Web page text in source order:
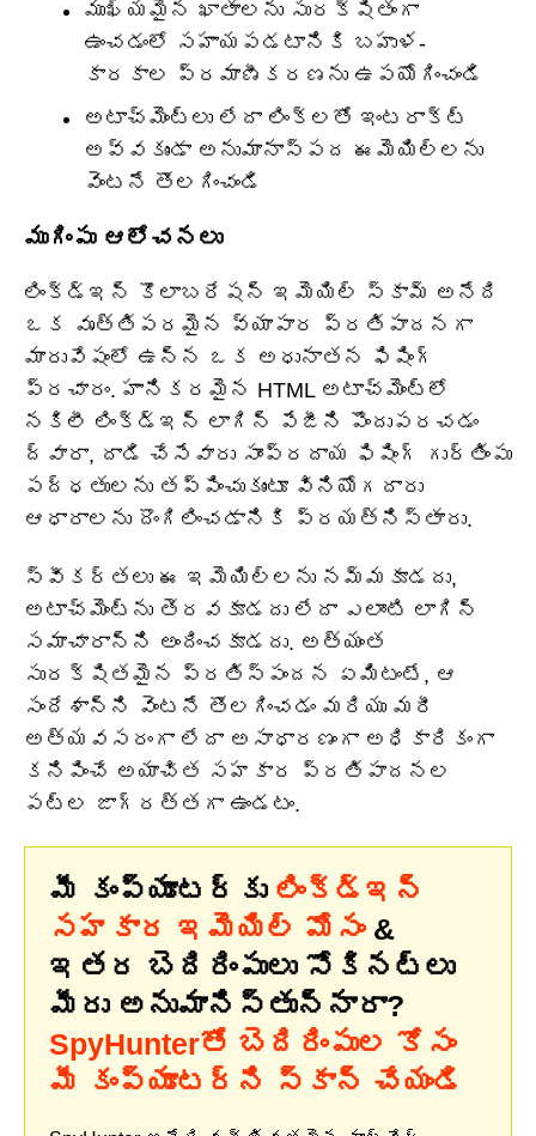
ముఖ్యమైన ఖాతాలను సురక్షితంగా
ఉంచడంలో సహాయపడటానికి బహుళ-
కారకాల ప్రమాణీకరణను ఉపయోగించండి
అటాచ్‌మెంట్‌లు లేదా లింక్‌లతో ఇంటరాక్ట్
అవ్వకుండా అనుమానాస్పద ఈమెయిల్‌లను
వెంటనే తొలగించండి
ముగింపు ఆలోచనలు
లింక్డ్ఇన్ కొలాబరేషన్ ఇమెయిల్ స్కామ్ అనేది
ఒక వృత్తిపరమైన వ్యాపార ప్రతిపాదనగా
మారువేషంలో ఉన్న ఒక అధునాతన ఫిషింగ్
ప్రచారం. హానికరమైన HTML అటాచ్‌మెంట్‌లో
నకిలీ లింక్డ్ఇన్ లాగిన్ పేజీని పొందుపరచడం
ద్వారా, దాడి చేసేవారు సాంప్రదాయ ఫిషింగ్ గుర్తింపు
పద్ధతులను తప్పించుకుంటూ వినియోగదారు
ఆధారాలను దొంగిలించడానికి ప్రయత్నిస్తారు.
స్వీకర్తలు ఈ ఇమెయిల్‌లను నమ్మకూడదు,
అటాచ్‌మెంట్‌ను తెరవకూడదు లేదా ఎలాంటి లాగిన్
సమాచారాన్ని అందించకూడదు. అత్యంత
సురక్షితమైన ప్రతిస్పందన ఏమిటంటే, ఆ
సందేశాన్ని వెంటనే తొలగించడం మరియు మరీ
అత్యవసరంగా లేదా అసాధారణంగా అధికారికంగా
కనిపించే అయాచిత సహకార ప్రతిపాదనల
పట్ల జాగ్రత్తగా ఉండటం.
మీ కంప్యూటర్‌కు లింక్డ్ఇన్
సహకార ఇమెయిల్ మోసం&
ఇతర బెదిరింపులు సోకినట్లు
మీరు అనుమానిస్తున్నారా?
SpyHunterతో బెదిరింపుల కోసం
మీ కంప్యూటర్‌ని స్కాన్ చేయండి